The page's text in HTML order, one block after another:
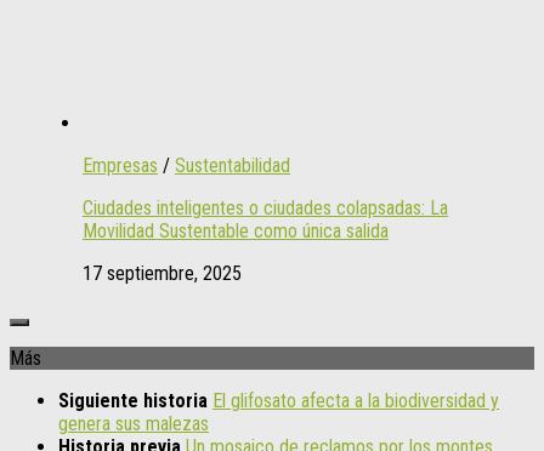
Empresas / Sustentabilidad
Ciudades inteligentes o ciudades colapsadas: La
Movilidad Sustentable como única salida
17 septiembre, 2025
Más
Siguiente historia El glifosato afecta a la biodiversidad y
genera sus malezas
Historia previa Un mosaico de reclamos por los montes